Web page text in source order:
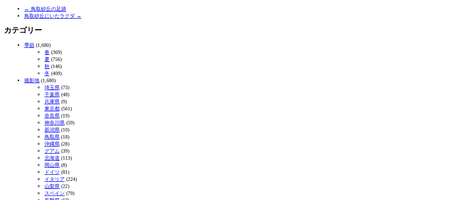
← 鳥取砂丘の足跡
鳥取砂丘にいたラクダ →
カテゴリー
季節 (1,680)
春 (369)
夏 (756)
秋 (146)
冬 (409)
撮影地 (1,680)
埼玉県 (73)
千葉県 (48)
兵庫県 (9)
東京都 (561)
奈良県 (19)
神奈川県 (59)
新潟県 (10)
鳥取県 (18)
沖縄県 (28)
グアム (39)
北海道 (113)
岡山県 (8)
ドイツ (81)
イタリア (224)
山梨県 (22)
スペイン (79)